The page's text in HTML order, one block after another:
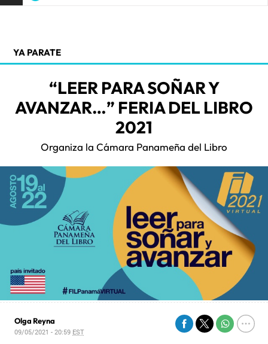
YA PARATE
“LEER PARA SOÑAR Y
AVANZAR…” FERIA DEL LIBRO
2021
Organiza la Cámara Panameña del Libro
Olga Reyna
09/05/2021 - 20:59 EST